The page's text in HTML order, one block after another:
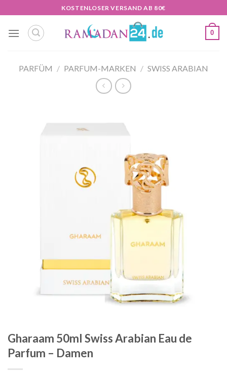
Inhalt
springen
KOSTENLOSER VERSAND AB 80€
0
PARFÜM / PARFUM-MARKEN / SWISS ARABIAN
Gharaam 50ml Swiss Arabian Eau de
Parfum – Damen